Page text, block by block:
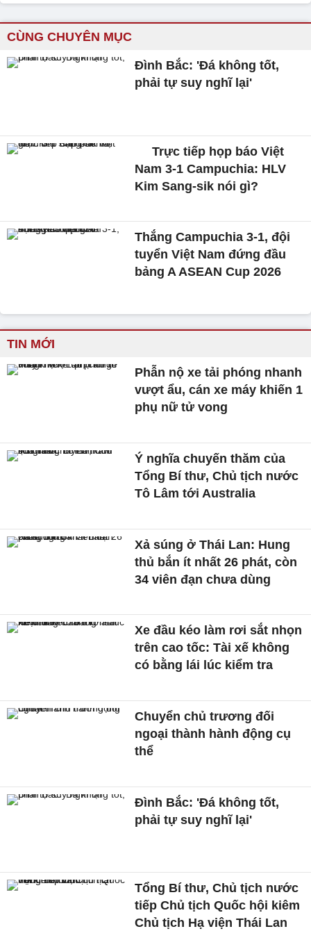
CÙNG CHUYÊN MỤC
Đình Bắc: 'Đá không tốt,
phải tự suy nghĩ lại'
Trực tiếp họp báo Việt
Nam 3-1 Campuchia: HLV
Kim Sang-sik nói gì?
Thắng Campuchia 3-1, đội
tuyển Việt Nam đứng đầu
bảng A ASEAN Cup 2026
TIN MỚI
Phẫn nộ xe tải phóng nhanh
vượt ẩu, cán xe máy khiến 1
phụ nữ tử vong
Ý nghĩa chuyến thăm của
Tổng Bí thư, Chủ tịch nước
Tô Lâm tới Australia
Xả súng ở Thái Lan: Hung
thủ bắn ít nhất 26 phát, còn
34 viên đạn chưa dùng
Xe đầu kéo làm rơi sắt nhọn
trên cao tốc: Tài xế không
có bằng lái lúc kiểm tra
Chuyển chủ trương đối
ngoại thành hành động cụ
thể
Đình Bắc: 'Đá không tốt,
phải tự suy nghĩ lại'
Tổng Bí thư, Chủ tịch nước
tiếp Chủ tịch Quốc hội kiêm
Chủ tịch Hạ viện Thái Lan